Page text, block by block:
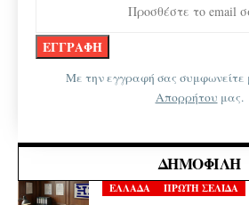
Με την εγγραφή σας συμφωνείτε
Απορρήτου μας.
ΔΗΜΟΦΙΛΉ
ΕΛΛΑΔΑ ΠΡΩΤΗ ΣΕΛΙΔΑ